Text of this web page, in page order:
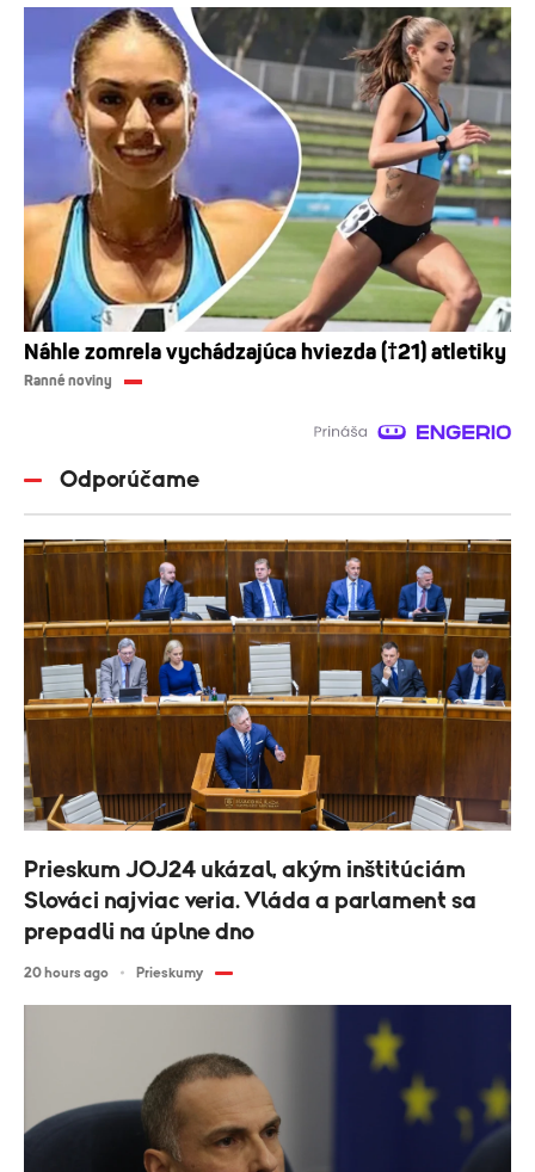
Náhle zomrela vychádzajúca hviezda (†21) atletiky
Ranné noviny
Odporúčame
Prieskum JOJ24 ukázal, akým inštitúciám
Slováci najviac veria. Vláda a parlament sa
prepadli na úplne dno
20 hours ago Prieskumy